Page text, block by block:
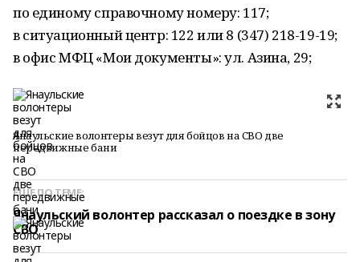
по единому справочному номеру: 117;
в ситуационный центр: 122 или 8 (347) 218-19-19;
в офис МФЦ «Мои документы»: ул. Азина, 29;
Янаульские волонтеры везут для бойцов на СВО две
передвижные бани
ЕЩЕ ПО ТЕМЕ:
Янаульский волонтер рассказал о поездке в зону
СВО